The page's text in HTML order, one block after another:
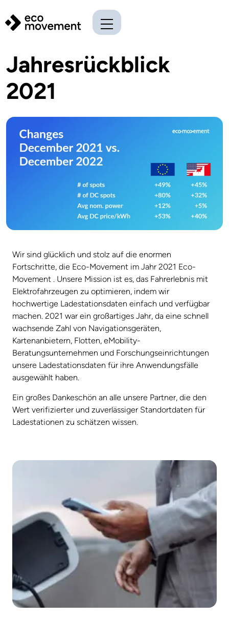
Jahresrückblick
2021
Wir sind glücklich und stolz auf die enormen
Fortschritte, die Eco-Movement im Jahr 2021 Eco-
Movement . Unsere Mission ist es, das Fahrerlebnis mit
Elektrofahrzeugen zu optimieren, indem wir
hochwertige Ladestationsdaten einfach und verfügbar
machen. 2021 war ein großartiges Jahr, da eine schnell
wachsende Zahl von Navigationsgeräten,
Kartenanbietern, Flotten, eMobility-
Beratungsunternehmen und Forschungseinrichtungen
unsere Ladestationsdaten für ihre Anwendungsfälle
ausgewählt haben.
Ein großes Dankeschön an alle unsere Partner, die den
Wert verifizierter und zuverlässiger Standortdaten für
Ladestationen zu schätzen wissen.